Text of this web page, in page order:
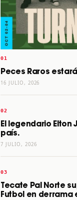
Peces Raros
16 JULIO, 2026
El legendario Elton
país.
7 JULIO, 2026
Tecate Pal Norte
Futbol en derrama